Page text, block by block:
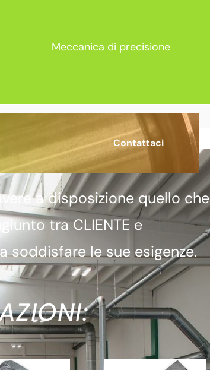
Meccanica di precisione
Contattaci
a disposizione quello che
tra CLIENTE e
soddisfare le sue esigenze.